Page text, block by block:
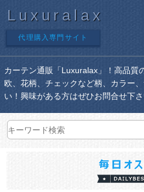
Luxuralax
代理購入専門サイト
カーテン通販「Luxuralax」！高品質
欧、花柄、チェックなど柄、カラー
い！興味がある方はぜひお問合せ下さ